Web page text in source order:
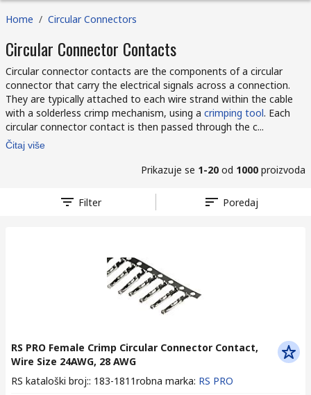
Home / Circular Connectors
Circular Connector Contacts
Circular connector contacts are the components of a circular
connector that carry the electrical signals across a connection.
They are typically attached to each wire strand within the cable
with a solderless crimp mechanism, using a crimping tool. Each
circular connector contact is then passed through the c...
Čitaj više
Prikazuje se 1-20 od 1000 proizvoda
Filter Poredaj
RS PRO Female Crimp Circular Connector Contact,
Wire Size 24AWG, 28 AWG
RS kataloški broj:: 183-1811robna marka: RS PRO